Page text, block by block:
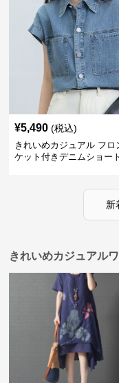
¥5,490 (税込)
きれいめカジュアル フロ
ケット付きデニムショー
新
きれいめカジュアル